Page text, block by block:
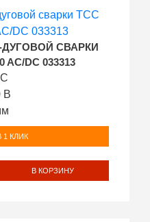
СВАРКИ
AC/DC 033313
В
1 КЛИК
В КОРЗИНУ